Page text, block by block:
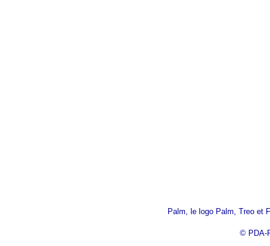
Palm, le logo Palm, Treo et
© PDA-